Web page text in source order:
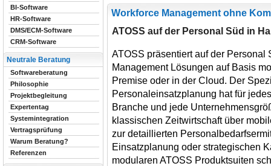
Workforce Management ohne
ATOSS auf der Personal Süd in
ATOSS präsentiert auf der Personal
Management Lösungen auf Basis
Premise oder in der Cloud. Der
Personaleinsatzplanung hat für
Branche und jede
klassischen Zeitwirtschaft über
zur detaillierten
Einsatzplanung oder strategischen
modularen ATOSS Produktsuiten
BI-Software
HR-Software
DMS/ECM-Software
CRM-Software
Neutrale Beratung
Softwareberatung
Philosophie
Projektbegleitung
Expertentag
Systemintegration
Vertragsprüfung
Warum Beratung?
Referenzen